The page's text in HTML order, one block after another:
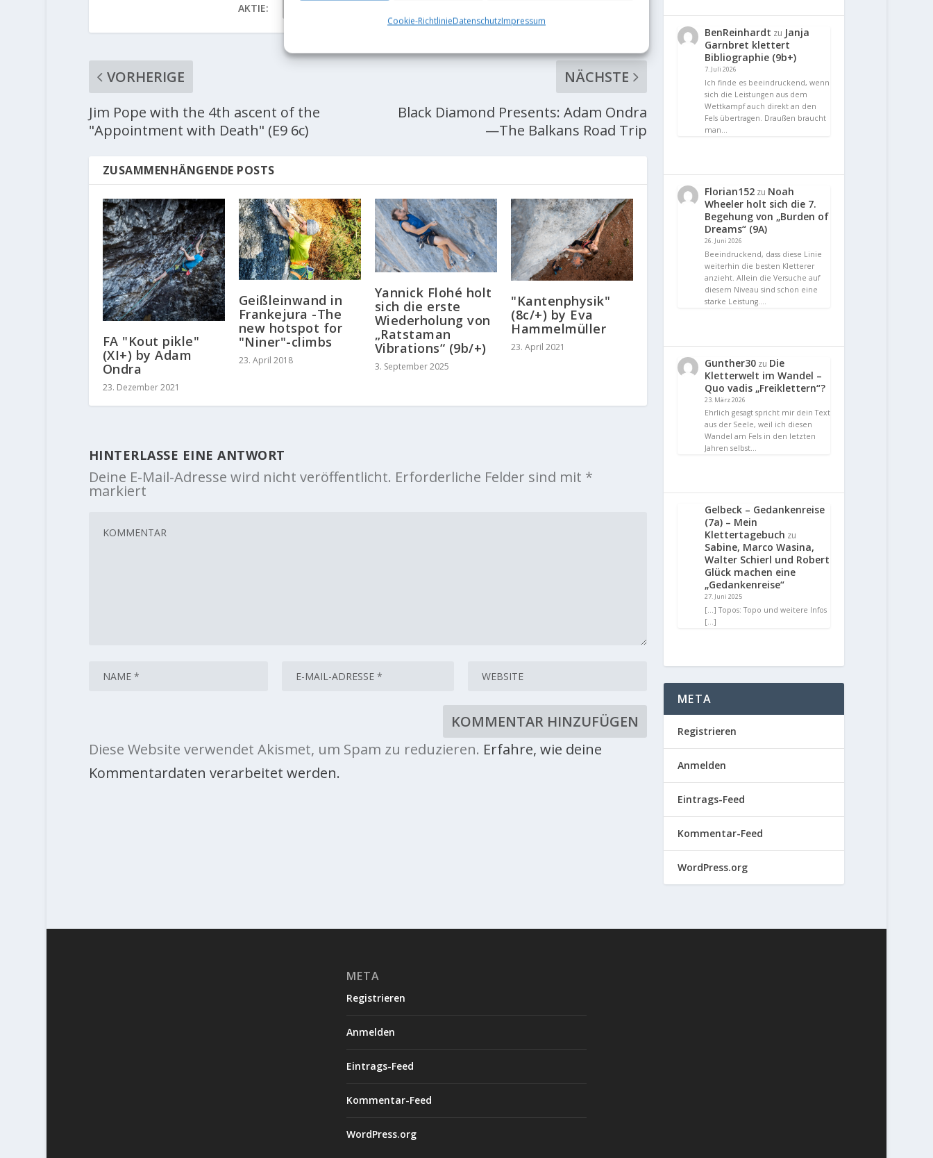
Cookie-RichtlinieDatenschutzImpressum
AKTIE:
VORHERIGE
Jim Pope with the 4th ascent of the
"Appointment with Death" (E9 6c)
NÄCHSTE
Black Diamond Presents: Adam Ondra
—The Balkans Road Trip
ZUSAMMENHÄNGENDE POSTS
FA "Kout pikle"
(XI+) by Adam
Ondra
23. Dezember 2021
Geißleinwand in
Frankejura -The
new hotspot for
"Niner"-climbs
23. April 2018
Yannick Flohé holt
sich die erste
Wiederholung von
„Ratstaman
Vibrations“ (9b/+)
3. September 2025
"Kantenphysik"
(8c/+) by Eva
Hammelmüller
23. April 2021
HINTERLASSE EINE ANTWORT
Deine E-Mail-Adresse wird nicht veröffentlicht. Erforderliche Felder sind mit *
markiert
Diese Website verwendet Akismet, um Spam zu reduzieren. Erfahre, wie deine
Kommentardaten verarbeitet werden.
BenReinhardt zu Janja
Garnbret klettert
Bibliographie (9b+)
7. Juli 2026
Ich finde es beeindruckend, wenn
sich die Leistungen aus dem
Wettkampf auch direkt an den
Fels übertragen. Draußen braucht
man…
Florian152 zu Noah
Wheeler holt sich die 7.
Begehung von „Burden of
Dreams“ (9A)
26. Juni 2026
Beeindruckend, dass diese Linie
weiterhin die besten Kletterer
anzieht. Allein die Versuche auf
diesem Niveau sind schon eine
starke Leistung.…
Gunther30 zu Die
Kletterwelt im Wandel –
Quo vadis „Freiklettern“?
23. März 2026
Ehrlich gesagt spricht mir dein Text
aus der Seele, weil ich diesen
Wandel am Fels in den letzten
Jahren selbst…
Gelbeck – Gedankenreise
(7a) – Mein
Klettertagebuch zu
Sabine, Marco Wasina,
Walter Schierl und Robert
Glück machen eine
„Gedankenreise“
27. Juni 2025
[…] Topos: Topo und weitere Infos
[…]
META
Registrieren
Anmelden
Eintrags-Feed
Kommentar-Feed
WordPress.org
META
Registrieren
Anmelden
Eintrags-Feed
Kommentar-Feed
WordPress.org